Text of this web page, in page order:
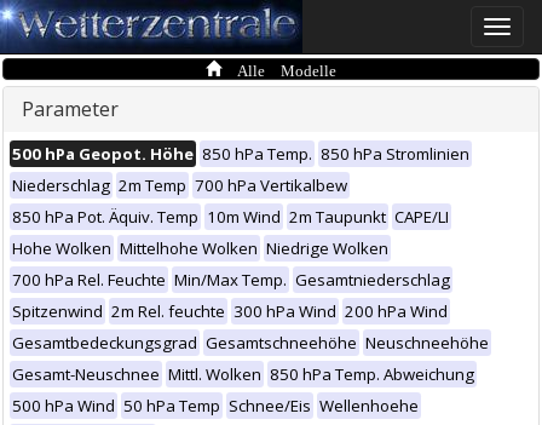
Toggle
Alle Modelle
Parameter
500 hPa Geopot. Höhe 850 hPa Temp. 850 hPa Stromlinien
Niederschlag 2m Temp 700 hPa Vertikalbew
850 hPa Pot. Äquiv. Temp 10m Wind 2m Taupunkt CAPE/LI
Hohe Wolken Mittelhohe Wolken Niedrige Wolken
700 hPa Rel. Feuchte Min/Max Temp. Gesamtniederschlag
Spitzenwind 2m Rel. feuchte 300 hPa Wind 200 hPa Wind
Gesamtbedeckungsgrad Gesamtschneehöhe Neuschneehöhe
Gesamt-Neuschnee Mittl. Wolken 850 hPa Temp. Abweichung
500 hPa Wind 50 hPa Temp Schnee/Eis Wellenhoehe